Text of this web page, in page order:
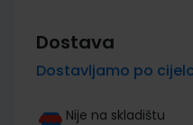
Dostava
Dostavljamo po
Nije na skladištu